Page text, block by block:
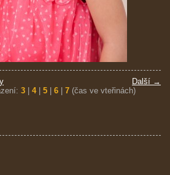
Další →
3 4| 5 6 7 (čas ve vteřinách)